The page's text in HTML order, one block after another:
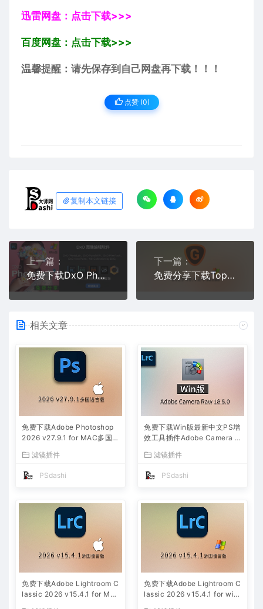
迅雷网盘：点击下载>>>
百度网盘：点击下载>>>
温馨提醒：请先保存到自己网盘再下载！！！
点赞 (0)
复制本文链接
上一篇：
免费下载DxO PhotoLab Elite v9.1.0.488 Win版RAW照片摄影后期批量处理软件ai修图中文安装包
下一篇：
免费分享下载Topaz Gigapixel AI Pro 8.4.2 Win版 AI智能照片图片无损缩放摄影后期中文汉化版安装包
相关文章
免费下载Adobe Photoshop
2026 v27.9.1 for MAC多国
激活一键安装包Ai智能修图设
计师平面设计工具
滤镜插件
PSdashi
免费下载Win版最新中文PS增
效工具插件Adobe Camera R
后期一键安装包预设Lrc照片
文件文档格式打开处理编辑
滤镜插件
PSdashi
免费下载Adobe Lightroom C
lassic 2026 v15.4.1 for Mac
免费下载Adobe Lightroom C
lassic 2026 v15.4.1 for win